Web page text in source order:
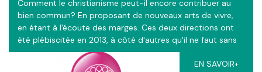
Comment le christianisme peut-il encore contribuer au
bien commun? En proposant de nouveaux arts de vivre,
en étant à l'écoute des marges. Ces deux directions ont
été plébiscitée en 2013, à côté d'autres qu'il ne faut sans
doute pas négliger et dont le mouvement oecuménique
fait l'expérience au fil des ans.
EN SAVOIR+